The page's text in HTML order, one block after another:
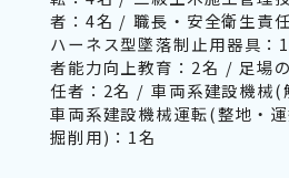
者：4名 / 職長・安全衛生責
ハーネス型墜落制止用器具
者能力向上教育：2名 / 足場
任者：2名 / 車両系建設機械
車両系建設機械運転(整地・
掘削用)：1名